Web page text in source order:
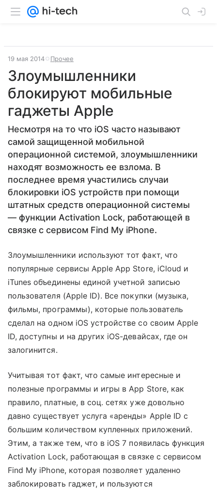
19 мая 2014 Прочее
Злоумышленники
блокируют мобильные
гаджеты Apple
Несмотря на то что iOS часто называют
самой защищенной мобильной
операционной системой, злоумышленники
находят возможность ее взлома. В
последнее время участились случаи
блокировки iOS устройств при помощи
штатных средств операционной системы
— функции Activation Lock, работающей в
связке с сервисом Find My iPhone.
Злоумышленники используют тот факт, что
популярные сервисы Apple App Store, iCloud и
iTunes объединены единой учетной записью
пользователя (Apple ID). Все покупки (музыка,
фильмы, программы), которые пользователь
сделал на одном iOS устройстве со своим Apple
ID, доступны и на других iOS-девайсах, где он
залогинится.
Учитывая тот факт, что самые интересные и
полезные программы и игры в App Store, как
правило, платные, в соц. сетях уже довольно
давно существует услуга «аренды» Apple ID с
большим количеством купленных приложений.
Этим, а также тем, что в iOS 7 появилась функция
Activation Lock, работающая в связке с сервисом
Find My iPhone, которая позволяет удаленно
заблокировать гаджет, и пользуются